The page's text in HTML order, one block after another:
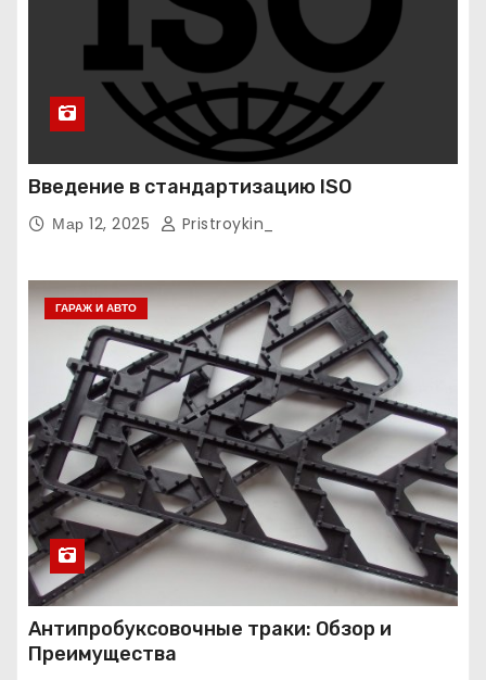
Введение в стандартизацию ISO
Мар 12, 2025 Pristroykin_
ГАРАЖ И АВТО
Антипробуксовочные траки: Обзор и
Преимущества